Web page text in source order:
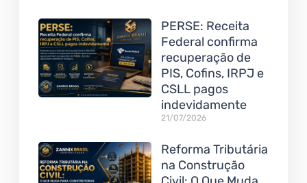
PERSE: Receita
Federal confirma
recuperação de
PIS, Cofins, IRPJ e
CSLL pagos
indevidamente
21/07/2026
Reforma Tributária
na Construção